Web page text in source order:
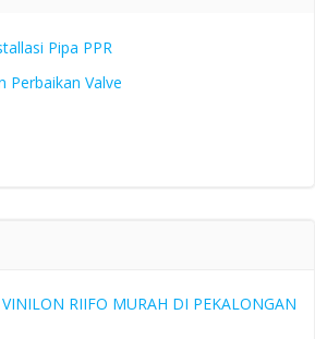
Pipa PPR
Perbaikan Valve
RIIFO MURAH DI PEKALONGAN